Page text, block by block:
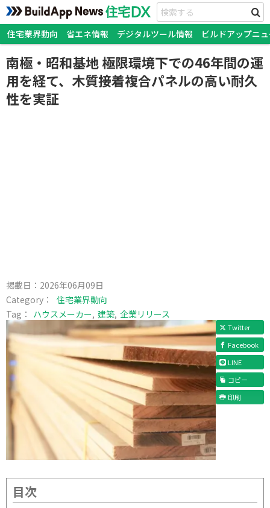
住宅業界動向 省エネ情報 デジタルツール情報 ビルドアップニ
南極・昭和基地 極限環境下での46年間の運
用を経て、木質接着複合パネルの高い耐久
性を実証
掲載日： 2026年06月09日
Category：
住宅業界動向
Tag： ハウスメーカー 建築 企業リリース
Twitter
Facebook
LINE
コピー
印刷
目次